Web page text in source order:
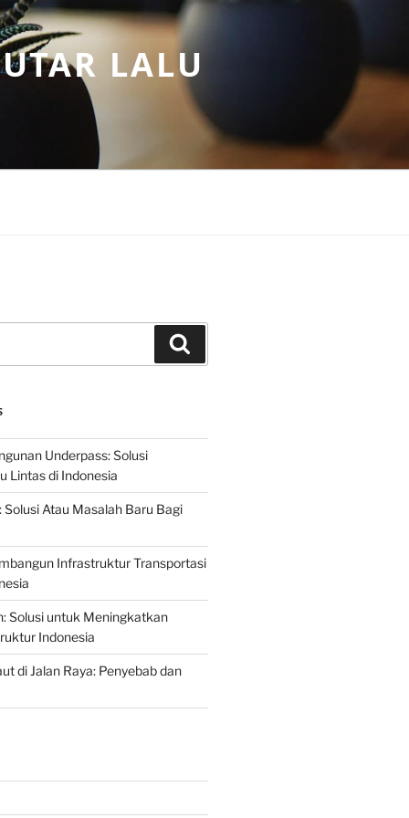
LALU
Underpass: Solusi
Lintas di Indonesia
Solusi Atau Masalah Baru Bagi
Infrastruktur Transportasi
Solusi untuk Meningkatkan
Indonesia
di Jalan Raya: Penyebab dan